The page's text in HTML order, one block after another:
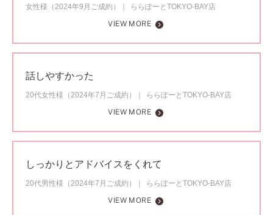
女性様（2024年9月ご成約）
ららぽーとTOKYO-BAY店
VIEW MORE
話しやすかった
20代女性様（2024年7月ご成約）
ららぽーとTOKYO-BAY店
VIEW MORE
しっかりとアドバイスをくれて
20代男性様（2024年7月ご成約）
ららぽーとTOKYO-BAY店
VIEW MORE